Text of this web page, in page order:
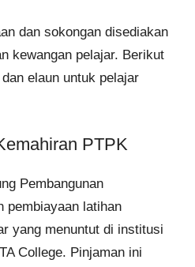
dan sokongan disediakan
kewangan pelajar. Berikut
elaun untuk pelajar
PTPK
Pembangunan
pembiayaan latihan
yang menuntut di institusi
College. Pinjaman ini